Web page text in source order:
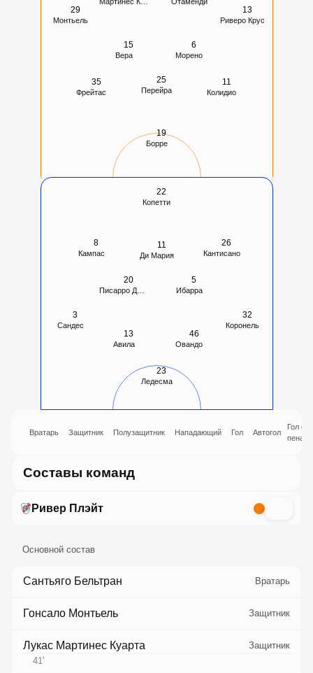
11
Колидио
29
Монтьель
19
Борре
15
Вера
6
Морено
13
Риверо Крус
35
Фрейтас
25
Перейра
13
Авила
23
Ледесма
32
Коронель
20
3
Сандес
11
Ди Мария
8
Кампас
5
Ибарра
22
Копетти
46
Овандо
26
Кантисано
Вратарь Защитник Полузащитник Нападающий Гол Автогол
Гол с
Составы команд
Ривер Плэйт
Основной состав
Сантьяго Бельтран Вратарь
Гонсало Монтьель Защитник
Лукас Мартинес Куарта
Защитник
41'